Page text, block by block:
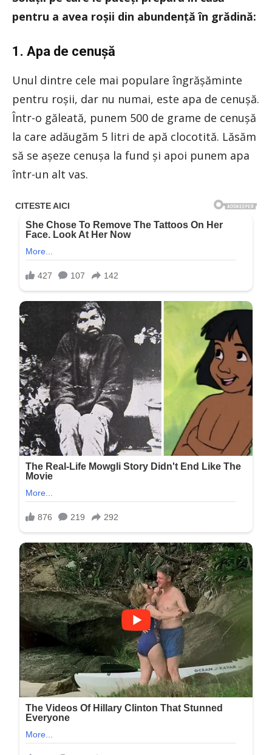
pentru a avea roșii din abundență în grădină:
1. Apa de cenușă
Unul dintre cele mai populare îngrășăminte
pentru roșii, dar nu numai, este apa de cenușă.
Într-o găleată, punem 500 de grame de cenușă
la care adăugăm 5 litri de apă clocotită. Lăsăm
să se așeze cenușa la fund și apoi punem apa
într-un alt vas.